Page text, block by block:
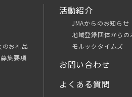
のお礼品
集要項
活動紹介
JMAからのお知らせ
地域登録団体からの
モルックタイムズ
お問い合わせ
よくある質問